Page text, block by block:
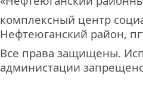
комплексный центр
Нефтеюганский район,
Все права защищены.
администации